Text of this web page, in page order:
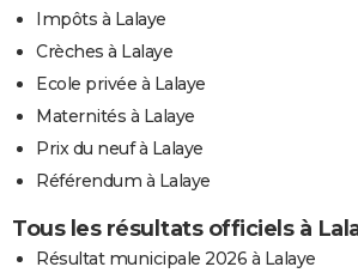
Impôts à Lalaye
Crèches à Lalaye
Ecole privée à Lalaye
Maternités à Lalaye
Prix du neuf à Lalaye
Référendum à Lalaye
Tous les résultats officiels à
Résultat municipale 2026 à Lalaye